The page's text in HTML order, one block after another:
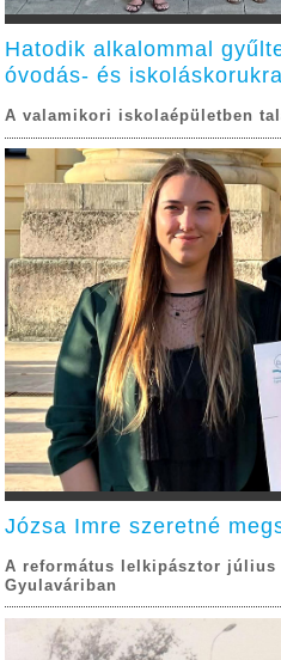
Hatodik alkalommal
óvodás- és
A valamikori iskolaépületben
Józsa Imre szeretné
A református lelkipásztor
Gyulaváriban